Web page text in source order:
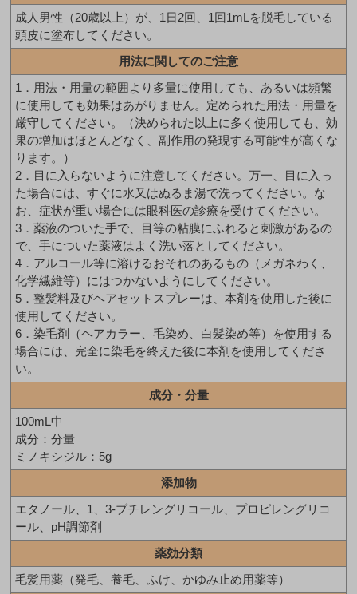
成人男性（20歳以上）が、1日2回、1回1mLを脱毛している
頭皮に塗布してください。
用法に関してのご注意
1．用法・用量の範囲より多量に使用しても、あるいは頻繁
に使用しても効果はあがりません。定められた用法・用量を
厳守してください。（決められた以上に多く使用しても、効
果の増加はほとんどなく、副作用の発現する可能性が高くな
ります。）
2．目に入らないように注意してください。万一、目に入っ
た場合には、すぐに水又はぬるま湯で洗ってください。な
お、症状が重い場合には眼科医の診療を受けてください。
3．薬液のついた手で、目等の粘膜にふれると刺激があるの
で、手についた薬液はよく洗い落としてください。
4．アルコール等に溶けるおそれのあるもの（メガネわく、
化学繊維等）にはつかないようにしてください。
5．整髪料及びヘアセットスプレーは、本剤を使用した後に
使用してください。
6．染毛剤（ヘアカラー、毛染め、白髪染め等）を使用する
場合には、完全に染毛を終えた後に本剤を使用してくださ
い。
成分・分量
100mL中
成分：分量
ミノキシジル：5g
添加物
エタノール、1、3-ブチレングリコール、プロピレングリコ
ール、pH調節剤
薬効分類
毛髪用薬（発毛、養毛、ふけ、かゆみ止め用薬等）